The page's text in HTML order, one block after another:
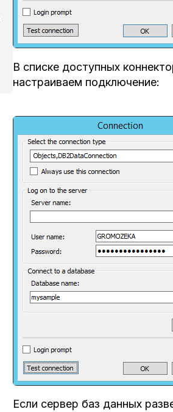
В списке доступных
настраиваем подключение:
Если сервер баз данных